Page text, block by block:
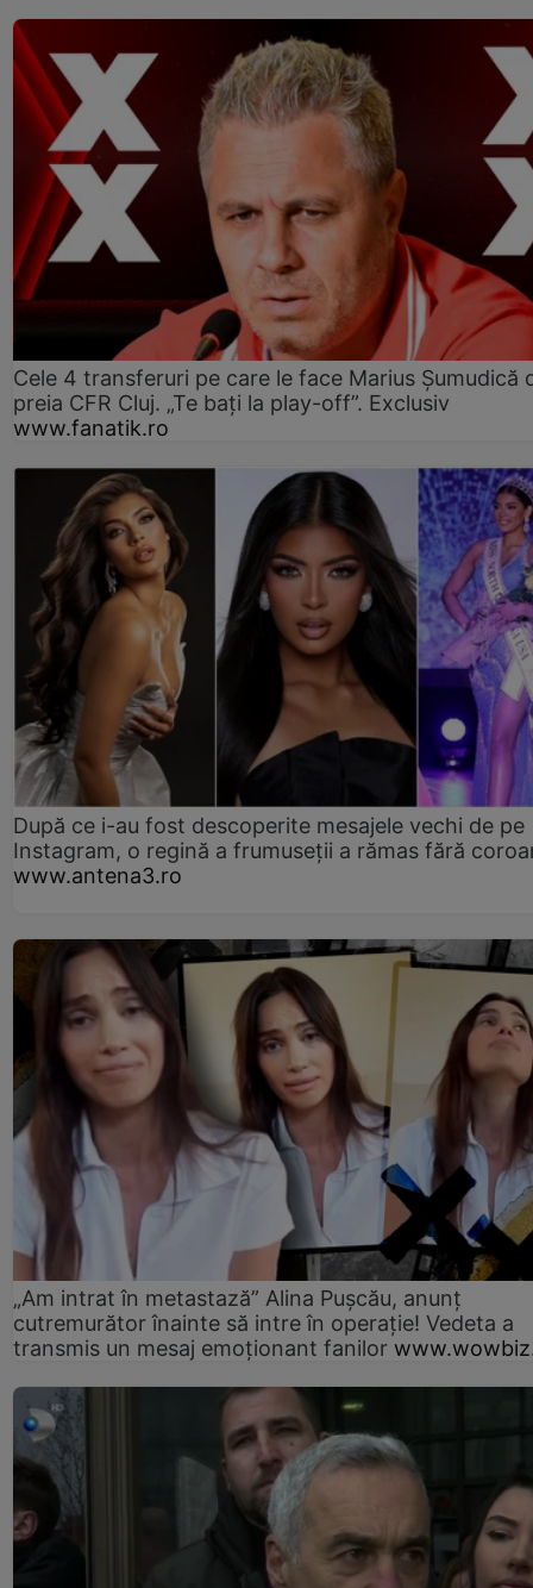
Cele 4 transferuri pe care le face Marius Șumudică
preia CFR Cluj. „Te bați la play-off”. Exclusiv
www.fanatik.ro
După ce i-au fost descoperite mesajele vechi de pe
Instagram, o regină a frumuseții a rămas fără
www.antena3.ro
„Am intrat în metastază” Alina Pușcău, anunț
cutremurător înainte să intre în operație! Vedeta a
transmis un mesaj emoționant fanilor